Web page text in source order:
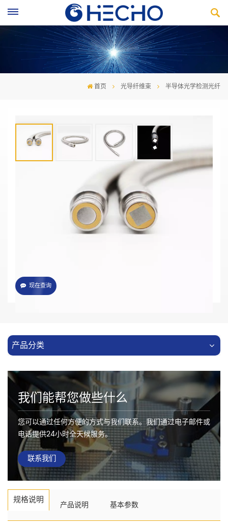
首页 光导纤维束 半导体光学检测光纤
·用于半导体产品检测
·AOI自动光学检查
·轻松识别视觉缺陷
现在查询
产品分类
我们能帮您做些什么
您可以通过任何方便的方式与我们联系。我们通过电子邮件或
电话提供24小时全天候服务。
联系我们
规格说明 产品说明 基本参数